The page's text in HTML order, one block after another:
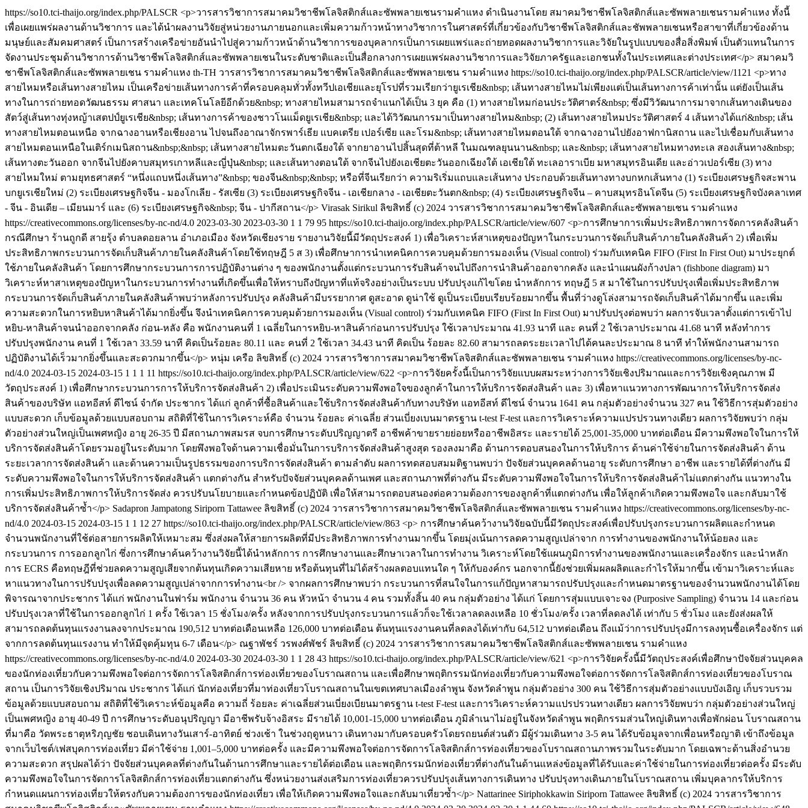
https://so10.tci-thaijo.org/index.php/PALSCR <p>วารสารวิชาการสมาคมวิชาชีพโลจิสติกส์และซัพพลายเชนรามคำแหง ดำเนินงานโดย สมาคมวิชาชีพโลจิสติกส์และซัพพลายเชนรามคำแหง ทั้งนี้
เพื่อเผยแพร่ผลงานด้านวิชาการ และได้นำผลงานวิจัยสู่หน่วยงานภายนอกและเพิ่มความก้าวหน้าทางวิชาการในศาสตร์ที่เกี่ยวข้องกับวิชาชีพโลจิสติกส์และชัพพลายเชนหรือสาขาที่เกี่ยวข้องด้าน
มนุษย์และสัมคมศาสตร์ เป็นการสร้างเครือข่ายอันนำไปสู่ความก้าวหน้าด้านวิชาการของบุคลากรเป็นการเผยแพร่และถ่ายทอดผลงานวิชาการและวิจัยในรูปแบบของสื่อสิ่งพิมพ์ เป็นตัวแทนในการ
จัดงานประชุมด้านวิชาการด้านวิชาชีพโลจิสติกส์และซัพพลายเชนในระดับชาติและเป็นสื่อกลางการเผยแพร่ผลงานวิชาการและวิจัยภาครัฐและเอกชนทั้งในประเทศและต่างประเทศ</p> สมาคมวิ
ชาชีพโลจิสติกส์และซัพพลายเชน รามคำแหง th-TH วารสารวิชาการสมาคมวิชาชีพโลจิสติกส์และซัพพลายเชน รามคำแหง https://so10.tci-thaijo.org/index.php/PALSCR/article/view/1121 <p>ทาง
สายไหมหรือเส้นทางสายไหม เป็นเครือข่ายเส้นทางการค้าที่ครอบคลุมทั่วทั้งทวีปเอเชียและยุโรปที่รวมเรียกว่ายูเรเชีย&nbsp; เส้นทางสายไหมไม่เพียงแต่เป็นเส้นทางการค้าเท่านั้น แต่ยังเป็นเส้น
ทางในการถ่ายทอดวัฒนธรรม ศาสนา และเทคโนโลยีอีกด้วย&nbsp; ทางสายไหมสามารถจำแนกได้เป็น 3 ยุค คือ (1) ทางสายไหมก่อนประวัติศาตร์&nbsp; ซึ่งมีวิวัฒนาการมาจากเส้นทางเดินของ
สัตว์สู่เส้นทางทุ่งหญ้าเสตปป์ยูเรเชีย&nbsp; เส้นทางการค้าของชาวโนแม็ดยูเรเชีย&nbsp; และได้วิวัฒนการมาเป็นทางสายไหม&nbsp; (2) เส้นทางสายไหมประวัติศาสตร์ 4 เส้นทางได้แก่&nbsp; เส้น
ทางสายไหมตอนเหนือ จากฉางอานหรือเชียงอาน ไปจนถึงอาณาจักรพาร์เธีย แบคเตรีย เปอร์เซีย และโรม&nbsp; เส้นทางสายไหมตอนใต้ จากฉางอานไปยังอาฟกานิสถาน และไปเชื่อมกับเส้นทาง
สายไหมตอนเหนือในเติร์กเมนิสถาน&nbsp;&nbsp; เส้นทางสายไหมตะวันตกเฉียงใต้ จากยาอานไปสิ้นสุดที่ต้าหลี ในมณฑลยุนนาน&nbsp; และ&nbsp; เส้นทางสายไหมทางทะเล สองเส้นทาง&nbsp;
เส้นทางตะวันออก จากจีนไปยังคาบสมุทรเกาหลีและญี่ปุ่น&nbsp; และเส้นทางตอนใต้ จากจีนไปยังเอเชียตะวันออกเฉียงใต้ เอเชียใต้ ทะเลอาราเบีย มหาสมุทรอินเดีย และอ่าวเปอร์เซีย (3) ทาง
สายไหมใหม่ ตามยุทธศาสตร์ “หนึ่งแถบหนึ่งเส้นทาง”&nbsp; ของจีน&nbsp;&nbsp; หรือที่จีนเรียกว่า ความริเริ่มแถบและเส้นทาง ประกอบด้วยเส้นทางทางบกหกเส้นทาง (1) ระเบียงเศรษฐกิจสะพาน
บกยูเรเชียใหม่ (2) ระเบียงเศรษฐกิจจีน - มองโกเลีย - รัสเซีย (3) ระเบียงเศรษฐกิจจีน - เอเชียกลาง - เอเชียตะวันตก&nbsp; (4) ระเบียงเศรษฐกิจจีน – คาบสมุทรอินโดจีน (5) ระเบียงเศรษฐกิจบังคลาเทศ
- จีน - อินเดีย – เมียนมาร์ และ (6) ระเบียงเศรษฐกิจ&nbsp; จีน - ปากีสถาน</p> Virasak Sirikul ลิขสิทธิ์ (c) 2024 วารสารวิชาการสมาคมวิชาชีพโลจิสติกส์และซัพพลายเชน รามคำแหง
https://creativecommons.org/licenses/by-nc-nd/4.0 2023-03-30 2023-03-30 1 1 79 95 https://so10.tci-thaijo.org/index.php/PALSCR/article/view/607 <p>การศึกษาการเพิ่มประสิทธิภาพการจัดการคลังสินค้า
กรณีศึกษา ร้านถูกดี สายรุ้ง ตำบลดอยลาน อำเภอเมือง จังหวัดเชียงราย รายงานวิจัยนี้มีวัตถุประสงค์ 1) เพื่อวิเคราะห์สาเหตุของปัญหาในกระบวนการจัดเก็บสินค้าภายในคลังสินค้า 2) เพื่อเพิ่ม
ประสิทธิภาพกระบวนการจัดเก็บสินค้าภายในคลังสินค้าโดยใช้ทฤษฎี 5 ส 3) เพื่อศึกษาการนำเทคนิคการควบคุมด้วยการมองเห็น (Visual control) ร่วมกับเทคนิค FIFO (First In First Out) มาประยุกต์
ใช้ภายในคลังสินค้า โดยการศึกษากระบวนการการปฏิบัติงานต่าง ๆ ของพนักงานตั้งแต่กระบวนการรับสินค้าจนไปถึงการนำสินค้าออกจากคลัง และนำแผนผังก้างปลา (fishbone diagram) มา
วิเคราะห์หาสาเหตุของปัญหาในกระบวนการทำงานที่เกิดขึ้นเพื่อให้ทราบถึงปัญหาที่แท้จริงอย่างเป็นระบบ ปรับปรุงแก้ไขโดย นำหลักการ ทฤษฎี 5 ส มาใช้ในการปรับปรุงเพื่อเพิ่มประสิทธิภาพ
กระบวนการจัดเก็บสินค้าภายในคลังสินค้าพบว่าหลังการปรับปรุง คลังสินค้ามีบรรยากาศ ดูสะอาด ดูน่าใช้ ดูเป็นระเบียบเรียบร้อยมากขึ้น พื้นที่ว่างดูโล่งสามารถจัดเก็บสินค้าได้มากขึ้น และเพิ่ม
ความสะดวกในการหยิบหาสินค้าได้มากยิ่งขึ้น จึงนำเทคนิคการควบคุมด้วยการมองเห็น (Visual control) ร่วมกับเทคนิค FIFO (First In First Out) มาปรับปรุงต่อพบว่า ผลการจับเวลาตั้งแต่การเข้าไป
หยิบ-หาสินค้าจนนำออกจากคลัง ก่อน-หลัง คือ พนักงานคนที่ 1 เฉลี่ยในการหยิบ-หาสินค้าก่อนการปรับปรุง ใช้เวลาประมาณ 41.93 นาที และ คนที่ 2 ใช้เวลาประมาณ 41.68 นาที หลังทำการ
ปรับปรุงพนักงาน คนที่ 1 ใช้เวลา 33.59 นาที คิดเป็นร้อยละ 80.11 และ คนที่ 2 ใช้เวลา 34.43 นาที คิดเป็น ร้อยละ 82.60 สามารถลดระยะเวลาไปได้คนละประมาณ 8 นาที ทำให้พนักงานสามารถ
ปฏิบัติงานได้เร็วมากยิ่งขึ้นและสะดวกมากขึ้น</p> หนุ่ม เครือ ลิขสิทธิ์ (c) 2024 วารสารวิชาการสมาคมวิชาชีพโลจิสติกส์และซัพพลายเชน รามคำแหง https://creativecommons.org/licenses/by-nc-
nd/4.0 2024-03-15 2024-03-15 1 1 1 11 https://so10.tci-thaijo.org/index.php/PALSCR/article/view/622 <p>การวิจัยครั้งนี้เป็นการวิจัยแบบผสมระหว่างการวิจัยเชิงปริมาณและการวิจัยเชิงคุณภาพ มี
วัตถุประสงค์ 1) เพื่อศึกษากระบวนการการให้บริการจัดส่งสินค้า 2) เพื่อประเมินระดับความพึงพอใจของลูกค้าในการให้บริการจัดส่งสินค้า และ 3) เพื่อหาแนวทางการพัฒนาการให้บริการจัดส่ง
สินค้าของบริษัท แอทอีสท์ ดีไซน์ จำกัด ประชากร ได้แก่ ลูกค้าที่ซื้อสินค้าและใช้บริการจัดส่งสินค้ากับทางบริษัท แอทอีสท์ ดีไซน์ จำนวน 1641 คน กลุ่มตัวอย่างจำนวน 327 คน ใช้วิธีการสุ่มตัวอย่าง
แบบสะดวก เก็บข้อมูลด้วยแบบสอบถาม สถิติที่ใช้ในการวิเคราะห์คือ จำนวน ร้อยละ ค่าเฉลี่ย ส่วนเบี่ยงเบนมาตรฐาน t-test F-test และการวิเคราะห์ความแปรปรวนทางเดียว ผลการวิจัยพบว่า กลุ่ม
ตัวอย่างส่วนใหญ่เป็นเพศหญิง อายุ 26-35 ปี มีสถานภาพสมรส จบการศึกษาระดับปริญญาตรี อาชีพค้าขายรายย่อยหรืออาชีพอิสระ และรายได้ 25,001-35,000 บาทต่อเดือน มีความพึงพอใจในการให้
บริการจัดส่งสินค้าโดยรวมอยู่ในระดับมาก โดยพึงพอใจด้านความเชื่อมั่นในการบริการจัดส่งสินค้าสูงสุด รองลงมาคือ ด้านการตอบสนองในการให้บริการ ด้านค่าใช้จ่ายในการจัดส่งสินค้า ด้าน
ระยะเวลาการจัดส่งสินค้า และด้านความเป็นรูปธรรมของการบริการจัดส่งสินค้า ตามลำดับ ผลการทดสอบสมมติฐานพบว่า ปัจจัยส่วนบุคคลด้านอายุ ระดับการศึกษา อาชีพ และรายได้ที่ต่างกัน มี
ระดับความพึงพอใจในการให้บริการจัดส่งสินค้า แตกต่างกัน สำหรับปัจจัยส่วนบุคคลด้านเพศ และสถานภาพที่ต่างกัน มีระดับความพึงพอใจในการให้บริการจัดส่งสินค้าไม่แตกต่างกัน แนวทางใน
การเพิ่มประสิทธิภาพการให้บริการจัดส่ง ควรปรับนโยบายและกำหนดข้อปฏิบัติ เพื่อให้สามารถตอบสนองต่อความต้องการของลูกค้าที่แตกต่างกัน เพื่อให้ลูกค้าเกิดความพึงพอใจ และกลับมาใช้
บริการจัดส่งสินค้าซ้ำ</p> Sadapron Jampatong Siriporn Tattawee ลิขสิทธิ์ (c) 2024 วารสารวิชาการสมาคมวิชาชีพโลจิสติกส์และซัพพลายเชน รามคำแหง https://creativecommons.org/licenses/by-nc-
nd/4.0 2024-03-15 2024-03-15 1 1 12 27 https://so10.tci-thaijo.org/index.php/PALSCR/article/view/863 <p> การศึกษาค้นคว้างานวิจัยฉบับนี้มีวัตถุประสงค์เพื่อปรับปรุงกระบวนการผลิตและกำหนด
จำนวนพนักงานที่ใช้ต่อสายการผลิตให้เหมาะสม ซึ่งส่งผลให้สายการผลิตที่มีประสิทธิภาพการทำงานมากขึ้น โดยมุ่งเน้นการลดความสูญเปล่าจาก การทำงานของพนักงานให้น้อยลง และ
กระบวนการ การออกลูกไก่ ซึ่งการศึกษาค้นคว้างานวิจัยนี้ได้นำหลักการ การศึกษางานและศึกษาเวลาในการทำงาน วิเคราะห์โดยใช้แผนภูมิการทำงานของพนักงานและเครื่องจักร และนำหลัก
การ ECRS คือทฤษฎีที่ช่วยลดความสูญเสียจากต้นทุนเกิดความเสียหาย หรือต้นทุนที่ไม่ได้สร้างผลตอบแทนใด ๆ ให้กับองค์กร นอกจากนี้ยังช่วยเพิ่มผลผลิตและกำไรให้มากขึ้น เข้ามาวิเคราะห์และ
หาแนวทางในการปรับปรุงเพื่อลดความสูญเปล่าจากการทำงาน<br /> จากผลการศึกษาพบว่า กระบวนการที่สนใจในการแก้ปัญหาสามารถปรับปรุงและกำหนดมาตรฐานของจำนวนพนักงานได้โดย
พิจารณาจากประชากร ได้แก่ พนักงานในฟาร์ม พนักงาน จำนวน 36 คน หัวหน้า จำนวน 4 คน รวมทั้งสิ้น 40 คน กลุ่มตัวอย่าง ได้แก่ โดยการสุ่มแบบเจาะจง (Purposive Sampling) จำนวน 14 และก่อน
ปรับปรุงเวลาที่ใช้ในการออกลูกไก่ 1 ครั้ง ใช้เวลา 15 ชั่งโมง/ครั้ง หลังจากการปรับปรุงกระบวนการแล้วก็จะใช้เวลาลดลงเหลือ 10 ชั่วโมง/ครั้ง เวลาที่ลดลงได้ เท่ากับ 5 ชั่วโมง และยังส่งผลให้
สามารถลดต้นทุนแรงงานลงจากประมาณ 190,512 บาทต่อเดือนเหลือ 126,000 บาทต่อเดือน ต้นทุนแรงงานคนที่ลดลงได้เท่ากับ 64,512 บาทต่อเดือน ถึงแม้ว่าการปรับปรุงมีการลงทุนซื้อเครื่องจักร แต่
จากการลดต้นทุนแรงงาน ทำให้มีจุดคุ้มทุน 6-7 เดือน</p> ณฐาพัชร์ วรพงศ์พัชร์ ลิขสิทธิ์ (c) 2024 วารสารวิชาการสมาคมวิชาชีพโลจิสติกส์และซัพพลายเชน รามคำแหง
https://creativecommons.org/licenses/by-nc-nd/4.0 2024-03-30 2024-03-30 1 1 28 43 https://so10.tci-thaijo.org/index.php/PALSCR/article/view/621 <p>การวิจัยครั้งนี้มีวัตถุประสงค์เพื่อศึกษาปัจจัยส่วนบุคคล
ของนักท่องเที่ยวกับความพึงพอใจต่อการจัดการโลจิสติกส์การท่องเที่ยวของโบราณสถาน และเพื่อศึกษาพฤติกรรมนักท่องเที่ยวกับความพึงพอใจต่อการจัดการโลจิสติกส์การท่องเที่ยวของโบราณ
สถาน เป็นการวิจัยเชิงปริมาณ ประชากร ได้แก่ นักท่องเที่ยวที่มาท่องเที่ยวโบราณสถานในเขตเทศบาลเมืองลำพูน จังหวัดลำพูน กลุ่มตัวอย่าง 300 คน ใช้วิธีการสุ่มตัวอย่างแบบบังเอิญ เก็บรวบรวม
ข้อมูลด้วยแบบสอบถาม สถิติที่ใช้วิเคราะห์ข้อมูลคือ ความถี่ ร้อยละ ค่าเฉลี่ยส่วนเบี่ยงเบียนมาตรฐาน t-test F-test และการวิเคราะห์ความแปรปรวนทางเดียว ผลการวิจัยพบว่า กลุ่มตัวอย่างส่วนใหญ่
เป็นเพศหญิง อายุ 40-49 ปี การศึกษาระดับอนุปริญญา มีอาชีพรับจ้างอิสระ มีรายได้ 10,001-15,000 บาทต่อเดือน ภูมิลำเนาไม่อยู่ในจังหวัดลำพูน พฤติกรรมส่วนใหญ่เดินทางเพื่อพักผ่อน โบราณสถาน
ที่มาคือ วัดพระธาตุหริภุญชัย ชอบเดินทางวันเสาร์-อาทิตย์ ช่วงเช้า ในช่วงฤดูหนาว เดินทางมากับครอบครัวโดยรถยนต์ส่วนตัว มีผู้ร่วมเดินทาง 3-5 คน ได้รับข้อมูลจากเพื่อนหรือญาติ เข้าถึงข้อมูล
จากเว็บไซต์/เฟสบุคการท่องเที่ยว มีค่าใช้จ่าย 1,001–5,000 บาทต่อครั้ง และมีความพึงพอใจต่อการจัดการโลจิสติกส์การท่องเที่ยวของโบราณสถานภาพรวมในระดับมาก โดยเฉพาะด้านสิ่งอำนวย
ความสะดวก สรุปผลได้ว่า ปัจจัยส่วนบุคคลที่ต่างกันในด้านการศึกษาและรายได้ต่อเดือน และพฤติกรรมนักท่องเที่ยวที่ต่างกันในด้านแหล่งข้อมูลที่ได้รับและค่าใช้จ่ายในการท่องเที่ยวต่อครั้ง มีระดับ
ความพึงพอใจในการจัดการโลจิสติกส์การท่องเที่ยวแตกต่างกัน ซึ่งหน่วยงานส่งเสริมการท่องเที่ยวควรปรับปรุงเส้นทางการเดินทาง ปรับปรุงทางเดินภายในโบราณสถาน เพิ่มบุคลากรให้บริการ
กำหนดแผนการท่องเที่ยวให้ตรงกับความต้องการของนักท่องเที่ยว เพื่อให้เกิดความพึงพอใจและกลับมาเที่ยวซ้ำ</p> Nattarinee Siriphokkawin Siriporn Tattawee ลิขสิทธิ์ (c) 2024 วารสารวิชาการ